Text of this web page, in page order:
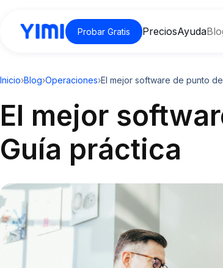
Probar Gratis PreciosAyuda
Inicio›Blog›Operaciones›El mejor software de punto
El mejor
Guía práctica